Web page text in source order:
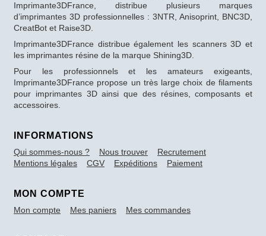
Imprimante3DFrance, distribue plusieurs marques
d’imprimantes 3D professionnelles : 3NTR, Anisoprint, BNC3D,
CreatBot et Raise3D.
Imprimante3DFrance distribue également les scanners 3D et
les imprimantes résine de la marque Shining3D.
Pour les professionnels et les amateurs exigeants,
Imprimante3DFrance propose un très large choix de filaments
pour imprimantes 3D ainsi que des résines, composants et
accessoires.
INFORMATIONS
Qui sommes-nous ? Nous trouver
Recrutement
Mentions légales
CGV Expéditions Paiement
MON COMPTE
Mon compte Mes paniers Mes commandes